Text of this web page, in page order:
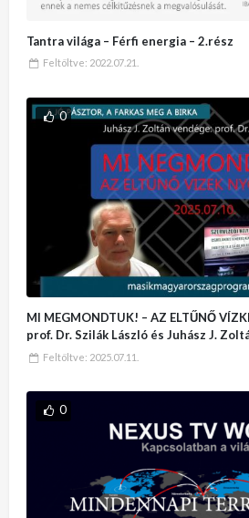
Tantra világa – Férfi energia – 2.rész
Feltöltve: 2022.07.21.
0
MI MEGMONDTUK! – AZ ELTŰNŐ
prof. Dr. Szilák László és Juhász J.
Feltöltve: 2025.07.11.
0